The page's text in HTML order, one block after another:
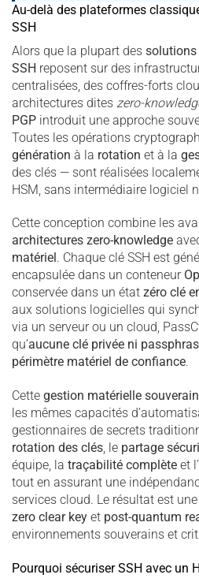
Au-delà des plateformes
SSH
Alors que la plupart des solutions
SSH reposent sur des
centralisées, des coffres-forts
architectures dites zero-
PGP introduit une approche
Toutes les opérations
génération à la rotation et à la
des clés — sont réalisées
HSM, sans intermédiaire logiciel
Cette conception combine les
architectures zero-knowledge
matériel . Chaque clé SSH est
encapsulée dans un conteneur
conservée dans un état zéro clé
aux solutions logicielles qui
via un serveur ou un cloud,
qu’aucune clé privée ni
périmètre matériel de confiance.
Cette gestion matérielle
les mêmes capacités
gestionnaires de secrets
rotation des clés, le partage
équipe, la traçabilité complète et l’
tout en assurant une
services cloud. Le résultat est
zero clear key et post-quantum
environnements souverains et
Pourquoi sécuriser SSH avec un